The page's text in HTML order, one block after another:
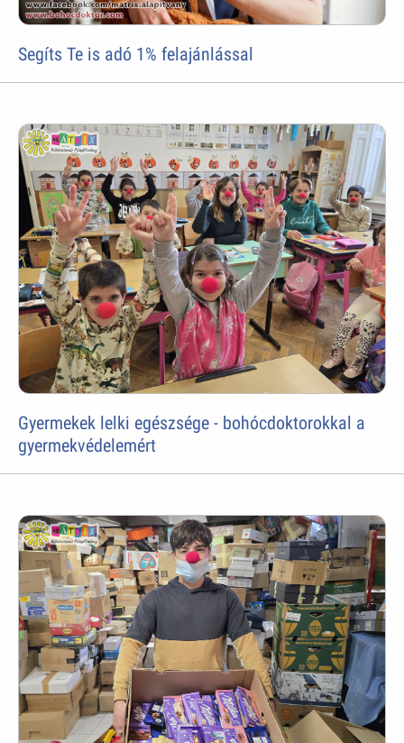
Segíts Te is adó 1% felajánlással
Gyermekek lelki egészsége - bohócdoktorokkal a
gyermekvédelemért